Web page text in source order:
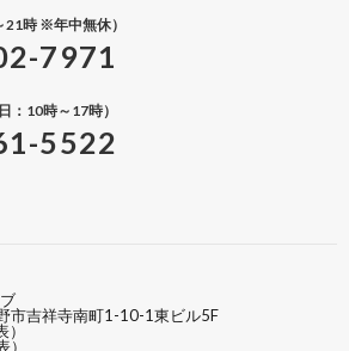
時 ※年中無休）
7971
：10時～17時）
5522
市吉祥寺南町1-10-1東ビル5F
）